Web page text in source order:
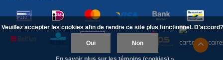
Veuillez accepter les cookies afin de rendre ce site plus fonctionnel. D'accord?
Oui Non